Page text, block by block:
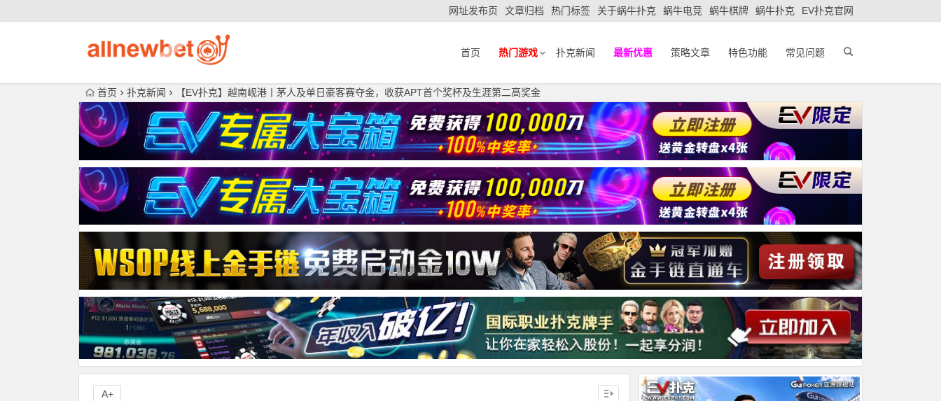
网址发布页 文章归档 热门标签 关于蜗牛扑克 蜗牛电竞 蜗牛棋牌 蜗牛扑克 EV扑克官网
首页 热门游戏 扑克新闻 最新优惠 策略文章 特色功能 常见问题
首页 扑克新闻 【EV扑克】越南岘港丨茅人及单日豪客赛夺金，收获APT首个奖杯及生涯第二高奖金
A+